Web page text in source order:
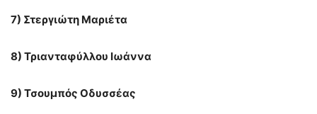
7) Στεργιώτη Μαριέτα
8) Τριανταφύλλου Ιωάννα
9) Τσουμπός Οδυσσέας